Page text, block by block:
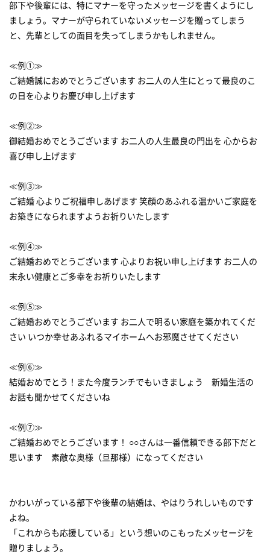
部下や後輩には、特にマナーを守ったメッセージを書くようにし
ましょう。マナーが守られていないメッセージを贈ってしまう
と、先輩としての面目を失ってしまうかもしれません。
≪例①≫
ご結婚誠におめでとうございます お二人の人生にとって最良のこ
の日を心よりお慶び申し上げます
≪例②≫
御結婚おめでとうございます お二人の人生最良の門出を 心からお
喜び申し上げます
≪例③≫
ご結婚 心よりご祝福申しあげます 笑顔のあふれる温かいご家庭を
お築きになられますようお祈りいたします
≪例④≫
ご結婚おめでとうございます 心よりお祝い申し上げます お二人の
末永い健康とご多幸をお祈りいたします
≪例⑤≫
ご結婚おめでとうございます お二人で明るい家庭を築かれてくだ
さい いつか幸せあふれるマイホームへお邪魔させてください
≪例⑥≫
結婚おめでとう！また今度ランチでもいきましょう 新婚生活の
お話も聞かせてくださいね
≪例⑦≫
ご結婚おめでとうございます！ ○○さんは一番信頼できる部下だと
思います 素敵な奥様（旦那様）になってください
かわいがっている部下や後輩の結婚は、やはりうれしいものです
よね。
「これからも応援している」という想いのこもったメッセージを
贈りましょう。